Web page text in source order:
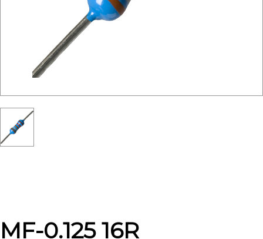
MF-0.125 16R